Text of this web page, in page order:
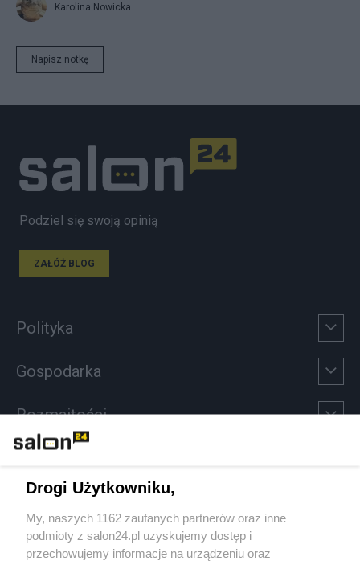
Karolina Nowicka
Napisz notkę
Podziel się swoją opinią
ZAŁÓŻ BLOG
Polityka
Gospodarka
Rozmaitości
Sport
Społeczeństwo
Drogi Użytkowniku,
My, naszych 1162 zaufanych partnerów oraz inne
podmioty z salon24.pl uzyskujemy dostęp i
przechowujemy informacje na urządzeniu oraz